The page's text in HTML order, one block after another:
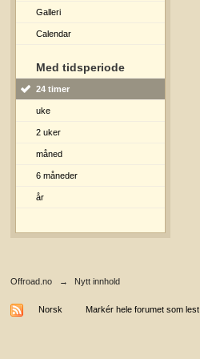
Galleri
Calendar
Med tidsperiode
24 timer
uke
2 uker
måned
6 måneder
år
Offroad.no → Nytt innhold
Norsk Markér hele forumet som lest